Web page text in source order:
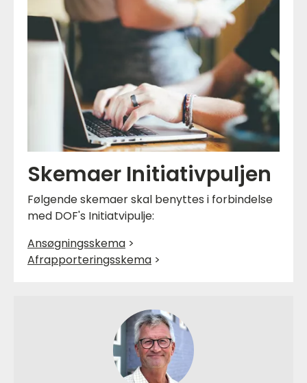
Skemaer Initiativpuljen
Følgende skemaer skal benyttes i forbindelse
med DOF's Initiatvipulje:
Ansøgningsskema >
Afrapporteringsskema >